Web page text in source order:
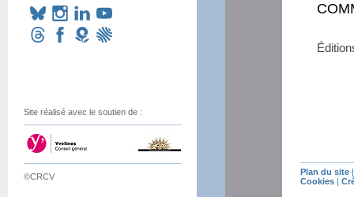
Site réalisé avec le soutien de :
©CRCV Plan du site
Cookies |